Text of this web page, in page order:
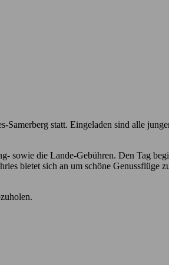
Samerberg statt. Eingeladen sind alle
sowie die Lande-Gebühren. Den Tag
bietet sich an um schöne Genussflüge